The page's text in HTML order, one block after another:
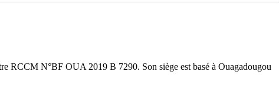
RCCM N°BF OUA 2019 B 7290. Son siège est basé à Ouagadougou